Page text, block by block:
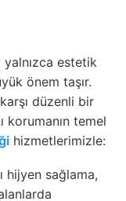
estetik
önem taşır.
düzenli bir
korumanın temel
hizmetlerimizle:
hijyen sağlama,